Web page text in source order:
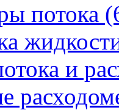
потока
и